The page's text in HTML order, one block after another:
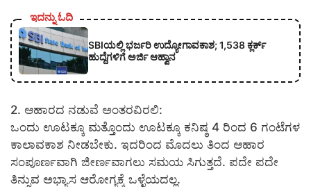
ಇದನ್ನು ಓದಿ
SBIಯಲ್ಲಿ ಭರ್ಜರಿ ಉದ್ಯೋಗಾವಕಾಶ; 1,538 ಕ್ಲರ್ಕ್
ಹುದ್ದೆಗಳಿಗೆ ಅರ್ಜಿ ಆಹ್ವಾನ
2. ಆಹಾರದ ನಡುವೆ ಅಂತರವಿರಲಿ:
ಒಂದು ಊಟಕ್ಕೂ ಮತ್ತೊಂದು ಊಟಕ್ಕೂ ಕನಿಷ್ಠ 4 ರಿಂದ 6 ಗಂಟೆಗಳ
ಕಾಲಾವಕಾಶ ನೀಡಬೇಕು. ಇದರಿಂದ ಮೊದಲು ತಿಂದ ಆಹಾರ
ಸಂಪೂರ್ಣವಾಗಿ ಜೀರ್ಣವಾಗಲು ಸಮಯ ಸಿಗುತ್ತದೆ. ಪದೇ ಪದೇ
ತಿನ್ನುವ ಅಭ್ಯಾಸ ಆರೋಗ್ಯಕ್ಕೆ ಒಳ್ಳೆಯದಲ್ಲ.